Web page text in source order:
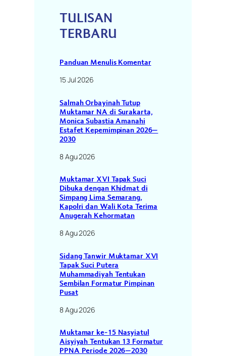
TULISAN
TERBARU
Panduan Menulis Komentar
15 Jul 2026
Salmah Orbayinah Tutup
Muktamar NA di Surakarta,
Monica Subastia Amanahi
Estafet Kepemimpinan 2026–
2030
8 Agu 2026
Muktamar XVI Tapak Suci
Dibuka dengan Khidmat di
Simpang Lima Semarang,
Kapolri dan Wali Kota Terima
Anugerah Kehormatan
8 Agu 2026
Sidang Tanwir Muktamar XVI
Tapak Suci Putera
Muhammadiyah Tentukan
Sembilan Formatur Pimpinan
Pusat
8 Agu 2026
Muktamar ke-15 Nasyiatul
Aisyiyah Tentukan 13 Formatur
PPNA Periode 2026–2030